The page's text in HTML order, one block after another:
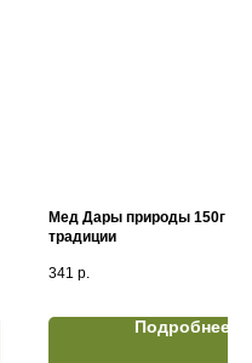
Мед Дары природы 150г
традиции
341 р.
Подробнее